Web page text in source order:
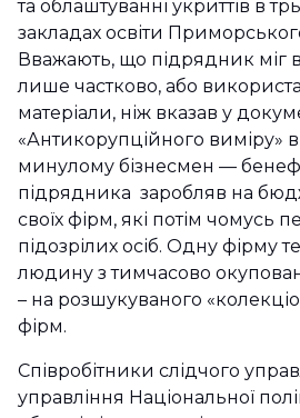
та облаштуванні укриттів в
закладах освіти
Вважають, що підрядник міг
лише частково, або
матеріали, ніж вказав у
«Антикорупційного виміру»
минулому бізнесмен —
підрядника заробляв на
своїх фірм, які потім чомусь
підозрілих осіб. Одну фірму
людину з тимчасово
– на розшукуваного
фірм.
Співробітники слідчого
управління Національної